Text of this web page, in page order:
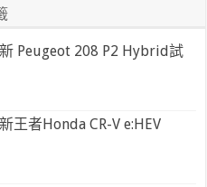
Peugeot 208 P2 Hybrid試
王者Honda CR-V e:HEV